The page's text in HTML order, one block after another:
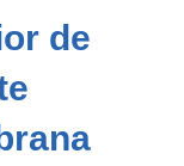
de